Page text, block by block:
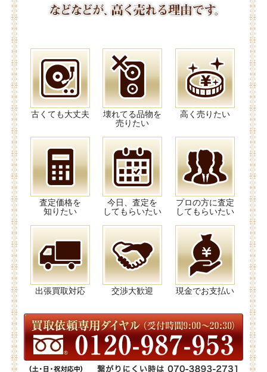
古くても大丈夫
壊れてる品物を
売りたい
高く売りたい
査定価格を
知りたい
今日、査定を
してもらいたい
プロの方に査定
してもらいたい
出張買取対応 交渉大歓迎 現金でお支払い